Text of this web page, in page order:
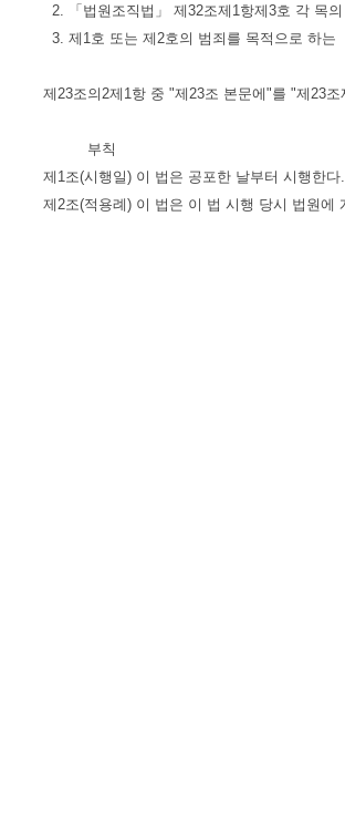
2. 「법원조직법」 제32조제1항제3호 각 목
3. 제1호 또는 제2호의 범죄를 목적으로 하는
제23조의2제1항 중 "제23조 본문에"를 "제23
부칙
제1조(시행일) 이 법은 공포한 날부터 시행한다.
제2조(적용례) 이 법은 이 법 시행 당시 법원에